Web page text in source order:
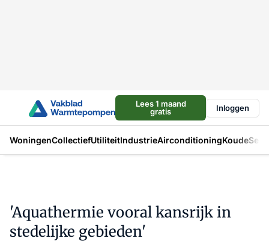
Lees 1 maand
gratis
Inloggen
WoningenCollectiefUtiliteitIndustrieAirconditioningKoude
'Aquathermie vooral kansrijk in
stedelijke gebieden'